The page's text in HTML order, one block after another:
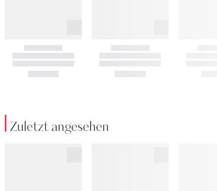
Zuletzt angesehen